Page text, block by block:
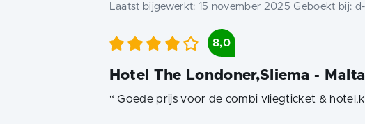
Laatst bijgewerkt: 15 november 2025 Geboekt bij:
8,0
Hotel The Londoner,Sliema -
“ Goede prijs voor de combi vliegticket &